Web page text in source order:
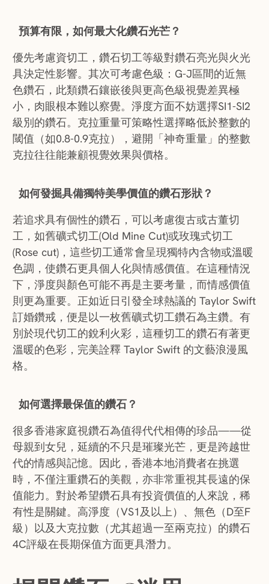
預算有限，如何最大化鑽石光芒？
優先考慮資切工，鑽石切工等級對鑽石亮光與火光
具決定性影響。其次可考慮色級：G-J區間的近無
色鑽石，此類鑽石鑲嵌後與更高色級視覺差異極
小，肉眼根本難以察覺。淨度方面不妨選擇SI1-SI2
級別的鑽石。克拉重量可策略性選擇略低於整數的
閾值（如0.8-0.9克拉），避開「神奇重量」的整數
克拉往往能兼顧視覺效果與價格。
如何發掘具備獨特美學價值的鑽石形狀？
若追求具有個性的鑽石，可以考慮復古或古董切
工，如舊礦式切工(Old Mine Cut)或玫瑰式切工
(Rose cut)，這些切工通常會呈現獨特內含物或溫暖
色調，使鑽石更具個人化與情感價值。在這種情況
下，淨度與顏色可能不再是主要考量，而情感價值
則更為重要。正如近日引發全球熱議的 Taylor Swift
訂婚鑽戒，便是以一枚舊礦式切工鑽石為主鑽。有
別於現代切工的銳利火彩，這種切工的鑽石有著更
溫暖的色彩，完美詮釋 Taylor Swift 的文藝浪漫風
格。
如何選擇最保值的鑽石？
很多香港家庭視鑽石為值得代代相傳的珍品——從
母親到女兒，延續的不只是璀璨光芒，更是跨越世
代的情感與記憶。因此，香港本地消費者在挑選
時，不僅注重鑽石的美觀，亦非常重視其長遠的保
值能力。對於希望鑽石具有投資價值的人來說，稀
有性是關鍵。高淨度（VS1及以上）、無色（D至F
級）以及大克拉數（尤其超過一至兩克拉）的鑽石
4C評級在長期保值方面更具潛力。